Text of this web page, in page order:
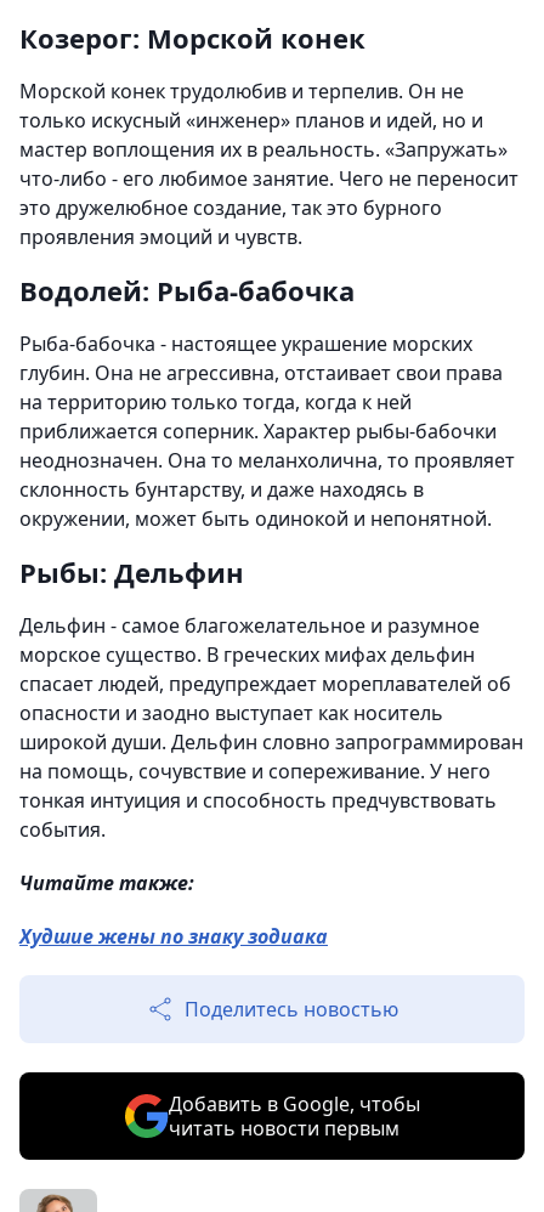
Козерог: Морской конек
Морской конек трудолюбив и терпелив. Он не
только искусный «инженер» планов и идей, но и
мастер воплощения их в реальность. «Запружать»
что-либо - его любимое занятие. Чего не переносит
это дружелюбное создание, так это бурного
проявления эмоций и чувств.
Водолей: Рыба-бабочка
Рыба-бабочка - настоящее украшение морских
глубин. Она не агрессивна, отстаивает свои права
на территорию только тогда, когда к ней
приближается соперник. Характер рыбы-бабочки
неоднозначен. Она то меланхолична, то проявляет
склонность бунтарству, и даже находясь в
окружении, может быть одинокой и непонятной.
Рыбы: Дельфин
Дельфин - самое благожелательное и разумное
морское существо. В греческих мифах дельфин
спасает людей, предупреждает мореплавателей об
опасности и заодно выступает как носитель
широкой души. Дельфин словно запрограммирован
на помощь, сочувствие и сопереживание. У него
тонкая интуиция и способность предчувствовать
события.
Читайте также:
Худшие жены по знаку зодиака
Поделитесь новостью
Добавить в Google, чтобы
читать новости первым